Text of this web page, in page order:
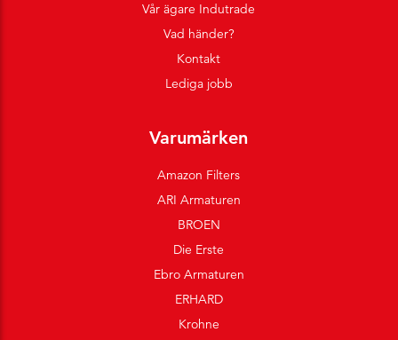
Vår ägare Indutrade
Vad händer?
Kontakt
Lediga jobb
Varumärken
Amazon Filters
ARI Armaturen
BROEN
Die Erste
Ebro Armaturen
ERHARD
Krohne